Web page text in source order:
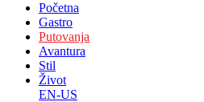
Početna
Gastro
Putovanja
Avantura
Stil
Život
EN-US